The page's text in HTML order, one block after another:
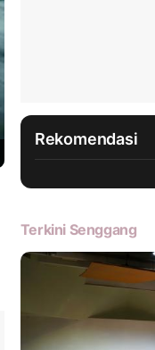
Rekomendasi
Terkini Senggang